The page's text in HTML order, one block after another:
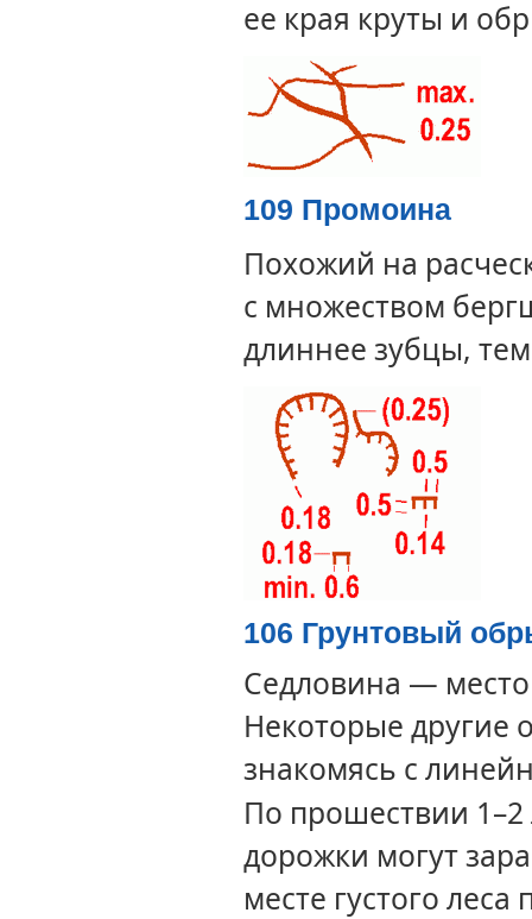
ее края круты и
109 Промоина
Похожий на
с множеством
длиннее зубцы,
106 Грунтовый
Седловина —
Некоторые другие
знакомясь с
По прошествии 1–2
дорожки могут
месте густого